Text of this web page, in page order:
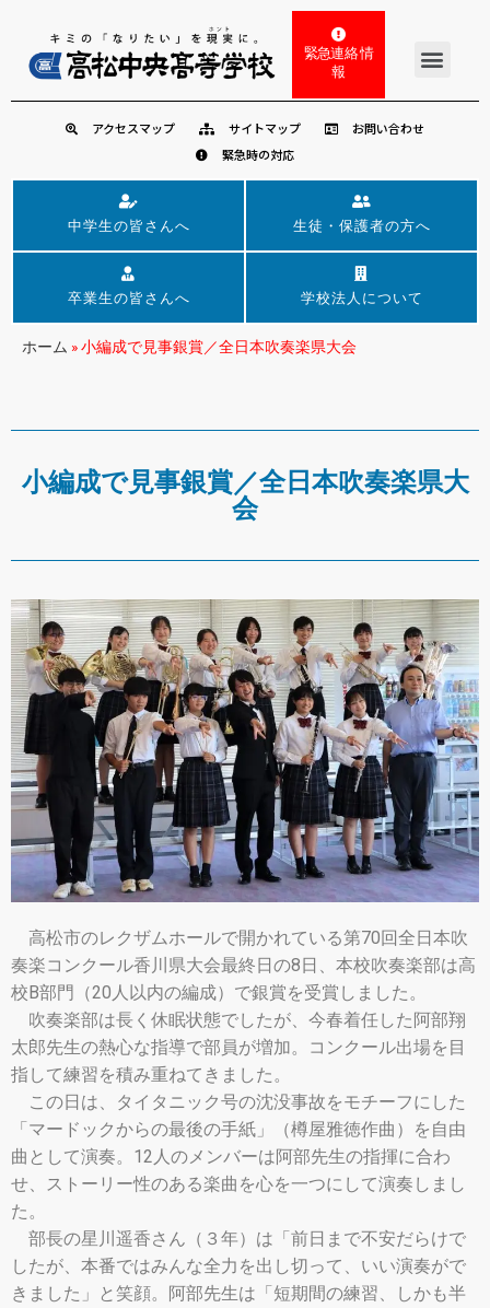
緊急連絡 情
報
アクセスマップ サイトマップ
お問い合わせ
緊急時の対応
中学生の皆さんへ 生徒・保護者の方へ
卒業生の皆さんへ 学校法人について
ホーム »小編成で見事銀賞／全日本吹奏楽県大会
小編成で見事銀賞／全日本吹奏楽県大
会
高松市のレクザムホールで開かれている第70回全日本吹
奏楽コンクール香川県大会最終日の8日、本校吹奏楽部は高
校B部門（20人以内の編成）で銀賞を受賞しました。
吹奏楽部は長く休眠状態でしたが、今春着任した阿部翔
太郎先生の熱心な指導で部員が増加。コンクール出場を目
指して練習を積み重ねてきました。
この日は、タイタニック号の沈没事故をモチーフにした
「マードックからの最後の手紙」（樽屋雅徳作曲）を自由
曲として演奏。12人のメンバーは阿部先生の指揮に合わ
せ、ストーリー性のある楽曲を心を一つにして演奏しまし
た。
部長の星川遥香さん（３年）は「前日まで不安だらけで
したが、本番ではみんな全力を出し切って、いい演奏がで
きました」と笑顔。阿部先生は「短期間の練習、しかも半